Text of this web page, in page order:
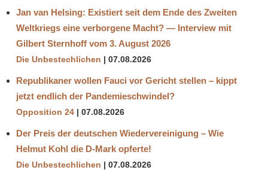
Jan van Helsing: Existiert seit dem Ende des Zweiten
Weltkriegs eine verborgene Macht? — Interview mit
Gilbert Sternhoff vom 3. August 2026
Die Unbestechlichen 07.08.2026
Republikaner wollen Fauci vor Gericht stellen – kippt
jetzt endlich der Pandemieschwindel?
Opposition 24 07.08.2026
Der Preis der deutschen Wiedervereinigung – Wie
Helmut Kohl die D‑Mark opferte!
Die Unbestechlichen 07.08.2026